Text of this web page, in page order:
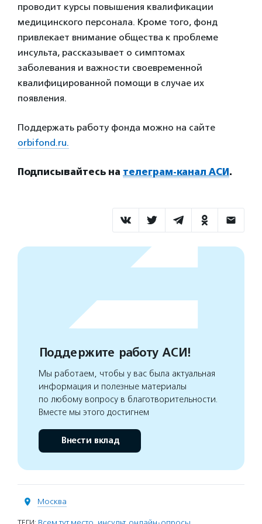
проводит курсы повышения квалификации
медицинского персонала. Кроме того, фонд
привлекает внимание общества к проблеме
инсульта, рассказывает о симптомах
заболевания и важности своевременной
квалифицированной помощи в случае их
появления.
Поддержать работу фонда можно на сайте
orbifond.ru.
Подписывайтесь на телеграм-канал АСИ.
Поддержите работу АСИ!
Мы работаем, чтобы у вас была актуальная
информация и полезные материалы
по любому вопросу в благотворительности.
Вместе мы этого достигнем
Внести вклад
Москва